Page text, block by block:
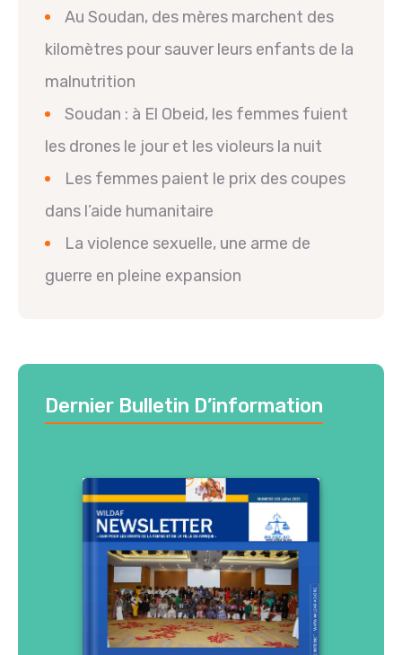
Au Soudan, des mères marchent des
kilomètres pour sauver leurs enfants de la
malnutrition
Soudan : à El Obeid, les femmes fuient
les drones le jour et les violeurs la nuit
Les femmes paient le prix des coupes
dans l’aide humanitaire
La violence sexuelle, une arme de
guerre en pleine expansion
Dernier Bulletin D’information